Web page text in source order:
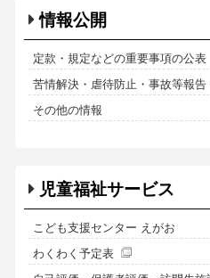
情報公開
定款・規定などの重要事項の公表
苦情解決・虐待防止・事故等報告
その他の情報
児童福祉サービス
こども支援センター えがお
わくわく予定表